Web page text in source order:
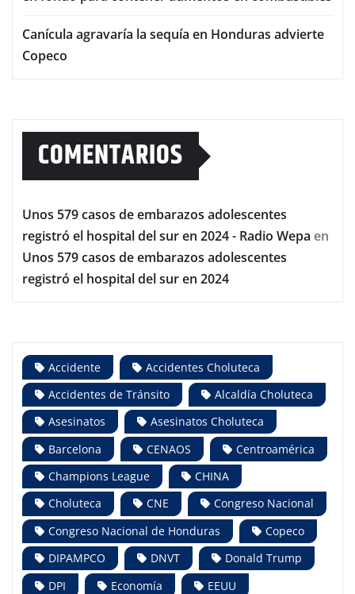
Canícula agravaría la sequía en Honduras advierte
Copeco
COMENTARIOS
Unos 579 casos de embarazos adolescentes
registró el hospital del sur en 2024 - Radio Wepa en
Unos 579 casos de embarazos adolescentes
registró el hospital del sur en 2024
Accidente
Accidentes Choluteca
Accidentes de Tránsito
Alcaldía Choluteca
Asesinatos
Asesinatos Choluteca
Barcelona
CENAOS
Centroamérica
Champions League
CHINA
Choluteca
CNE
Congreso Nacional
Congreso Nacional de Honduras
Copeco
DIPAMPCO
DNVT
Donald Trump
DPI
Economía
EEUU